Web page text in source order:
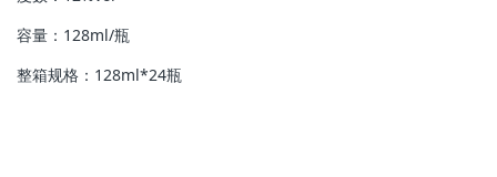
容量：128ml/瓶
整箱规格：128ml*24瓶